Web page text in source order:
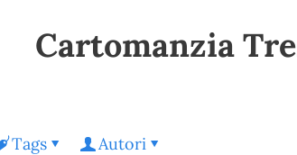
Cartomanzia
Tags Autori